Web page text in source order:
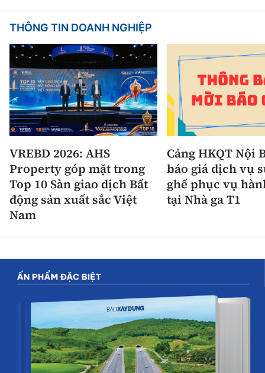
THÔNG TIN DOANH NGHIỆP
VREBD 2026: AHS
Property góp mặt trong
Top 10 Sàn giao dịch Bất
động sản xuất sắc Việt
Nam
Cảng HKQT Nội
báo giá dịch vụ
ghế phục vụ
tại Nhà ga T1